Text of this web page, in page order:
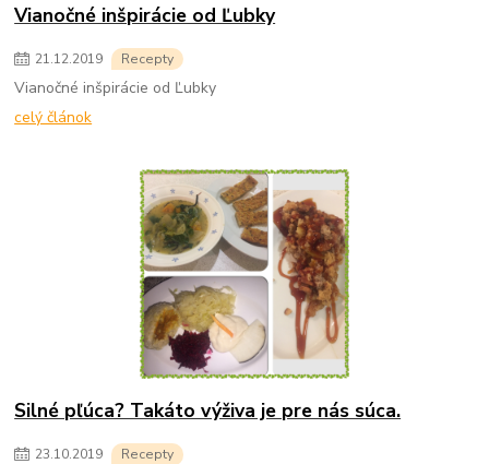
Vianočné inšpirácie od Ľubky
21.12.2019 Recepty
Vianočné inšpirácie od Ľubky
celý článok
Silné pľúca? Takáto výživa je pre nás súca.
23.10.2019 Recepty